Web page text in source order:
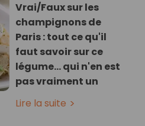
Vrai/Faux sur les
champignons de
Paris : tout ce qu'il
faut savoir sur ce
légume… qui n'en est
pas vraiment un
Lire la suite